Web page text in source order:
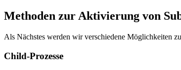
Methoden zur Aktivierung von
Als Nächstes werden wir verschiedene Möglichkeiten
Child-Prozesse